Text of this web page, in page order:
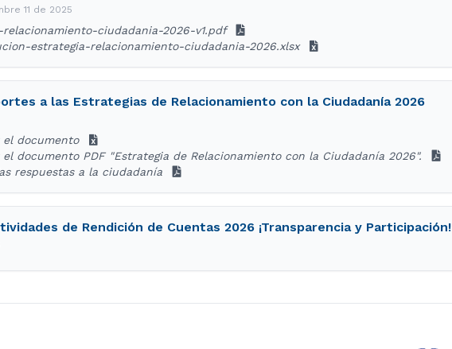
11 de 2025
relacionamiento-ciudadania-2026-v1.pdf
estrategia-relacionamiento-ciudadania-2026.xlsx
a las Estrategias de Relacionamiento con la Ciudadanía 2026
documento
documento PDF "Estrategia de Relacionamiento con la Ciudadanía 2026".
respuestas a la ciudadanía
de Rendición de Cuentas 2026 ¡Transparencia y Participación!